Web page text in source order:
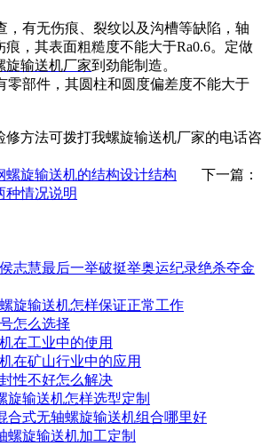
，有无伤痕、裂纹以及沟槽等缺陷，轴
，其表面粗糙度不能大于Ra0.6。定做
旋输送机厂家到劲能制造。
零部件，其圆柱和圆度偏差度不能大于
修方法可拨打我螺旋输送机厂家的电话咨
螺旋输送机的结构设计结构
下一篇：
种情况说明
志慧最后一举破挺举奥运纪录绝杀夺金
旋输送机怎样保证正常工作
怎么选择
在工业中的使用
在矿山行业中的应用
性不好怎么解决
旋输送机怎样选型定制
合式无轴螺旋输送机组合哪里好
螺旋输送机加工定制